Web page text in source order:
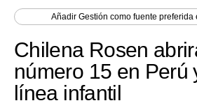
Economía
Mercados
AñadirGestión como fuente preferida
Chilena Rosen
número 15 en Perú
línea infantil